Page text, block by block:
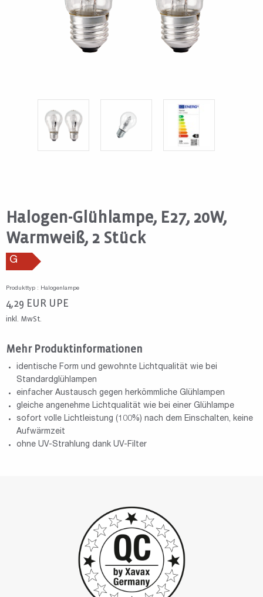
Halogen-Glühlampe, E27, 20W,
Warmweiß, 2 Stück
G
Produkttyp : Halogenlampe
4,29 EUR UPE
inkl. MwSt.
Mehr Produktinformationen
identische Form und gewohnte Lichtqualität wie bei
Standardglühlampen
einfacher Austausch gegen herkömmliche Glühlampen
gleiche angenehme Lichtqualität wie bei einer Glühlampe
sofort volle Lichtleistung (100%) nach dem Einschalten, keine
Aufwärmzeit
ohne UV-Strahlung dank UV-Filter